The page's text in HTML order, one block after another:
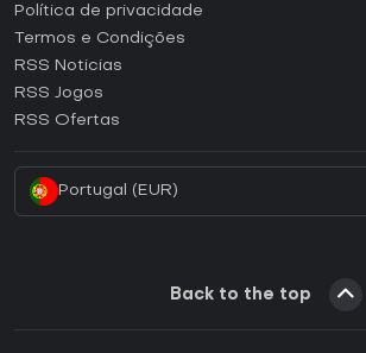
Como ativar uma CD Key Epic Games?
Como ativar uma CD Key GOG?
Como ativar uma CD Key Ubisoft Connect?
Como ativar uma CD Key EA App?
Política de privacidade
Termos e Condições
RSS Noticias
RSS Jogos
RSS Ofertas
Portugal (EUR)
Back to the top